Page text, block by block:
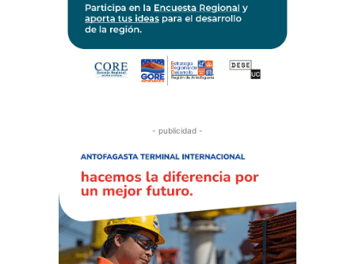
- publicidad -